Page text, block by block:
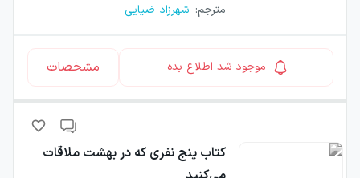
مترجم: شهرزاد ضیایی
موجود شد اطلاع بده مشخصات
کتاب پنج نفری که در بهشت ملاقات